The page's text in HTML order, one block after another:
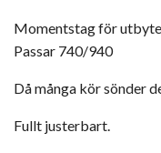
Momentstag för
Passar 740/940
Då många kör sönder
Fullt justerbart.